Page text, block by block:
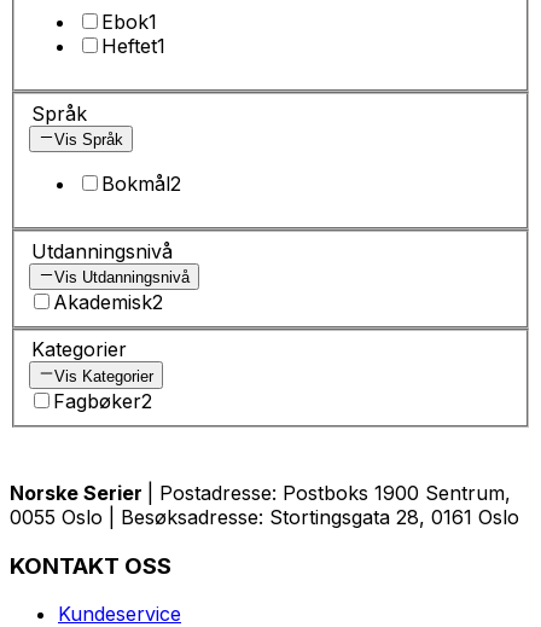
Ebok1
Heftet1
Språk
Vis Språk
Bokmål2
Utdanningsnivå
Vis Utdanningsnivå
Akademisk2
Kategorier
Vis Kategorier
Fagbøker2
Norske Serier
| Postadresse: Postboks 1900 Sentrum,
0055 Oslo | Besøksadresse: Stortingsgata 28, 0161 Oslo
KONTAKT OSS
Kundeservice